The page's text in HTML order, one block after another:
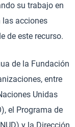
su trabajo en
las acciones
de este recurso.
de la Fundación
entre
Unidas
el Programa de